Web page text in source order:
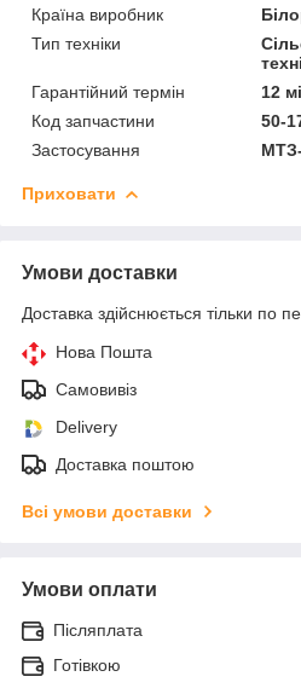
Країна виробник
Тип техніки
Гарантійний термін
12
Код запчастини
50-
Застосування
Приховати
Умови доставки
Доставка здійснюється тільки по
Нова Пошта
Самовивіз
Delivery
Доставка поштою
Всі умови доставки
Умови оплати
Післяплата
Готівкою